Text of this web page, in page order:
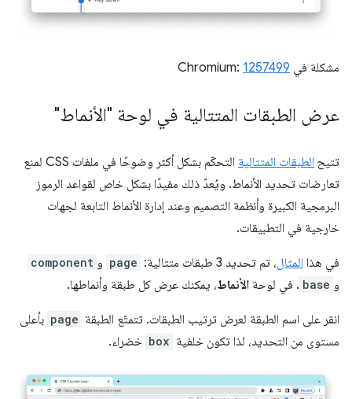
مشكلة في Chromium: 1257499
عرض الطبقات المتتالية في لوحة "الأنماط"
تتيح الطبقات المتتالية
التحكّم بشكل أكثر وضوحًا في ملفات CSS لمنع
تعارضات تحديد الأنماط. ويُعدّ ذلك مفيدًا بشكل خاص لقواعد الرموز
البرمجية الكبيرة وأنظمة التصميم وعند إدارة الأنماط التابعة لجهات
خارجية في التطبيقات.
في هذا المثال، تم تحديد 3 طبقات متتالية: page و component
و base . في لوحة الأنماط، يمكنك عرض كل طبقة وأنماطها.
انقر على اسم الطبقة لعرض ترتيب الطبقات. تتمتّع الطبقة page بأعلى
مستوى من التحديد، لذا تكون خلفية box خضراء.